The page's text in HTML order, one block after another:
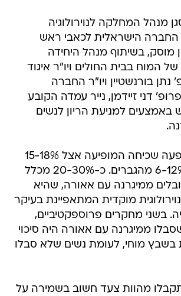
מנהל המחלקה לנוירולוגיה
החברה הישראלית לכאבי ראש
מוסק, בשיתוף מנהל היחידה
המוח בבית החולים ויו"ר איגוד
נתן בורנשטיין ויו"ר החברה
דני זיידמן, נייר עמדה הקובע
באמצעים למניעת הריון לנשים
מיגרנה הינה תופעה שכיחה המופיעה אצל 15-18%
מהנשים ואצל 6-12% מהגברים. כ-20-30% מכלל
ממיגרנה עם אאורה, שהיא
מוקדית המתאפיינת בעיקר
בשני מחקרים פרוספקטיביים,
ממיגרנה עם אאורה היה סיכוי
ללקות בשבץ מוחי, לעומת נשים שלא סבלו
מהוות צעד חשוב בשמירה על